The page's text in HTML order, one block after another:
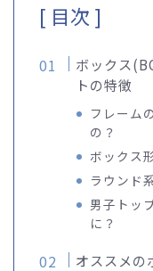
[ 目次 ]
ボックス
トの特徴
フレーム
の？
ボックス
ラウンド
男子トッ
に？
オススメの